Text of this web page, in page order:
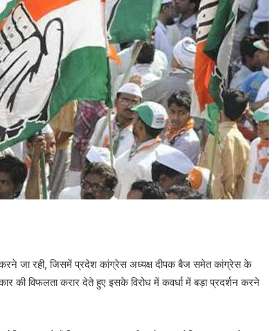
करने जा रही, जिसमें प्रदेश कांग्रेस अध्यक्ष दीपक बैज समेत कांग्रेस के
की विफलता करार देते हुए इसके विरोध में कवर्धा में बड़ा प्रदर्शन करने